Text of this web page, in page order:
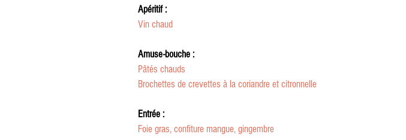
Apéritif :
Vin chaud
Amuse-bouche :
Pâtés chauds
Brochettes de crevettes à la coriandre et citronnelle
Entrée :
Foie gras, confiture mangue, gingembre